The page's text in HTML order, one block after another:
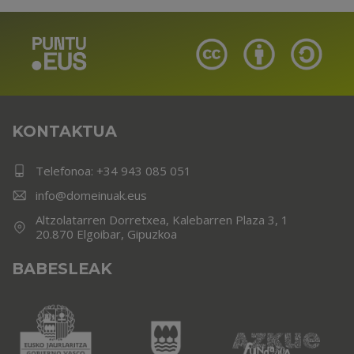
KONTAKTUA
Telefonoa: +34 943 085 051
info@domeinuak.eus
Altzolatarren Dorretxea, Kalebarren Plaza 3, 1
20.870 Elgoibar, Gipuzkoa
BABESLEAK